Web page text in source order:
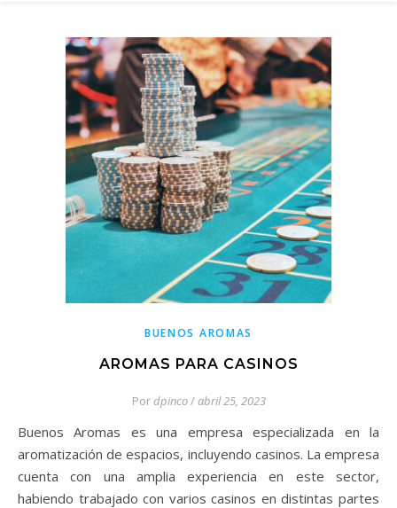
BUENOS AROMAS
AROMAS PARA CASINOS
Pordpinco/abril 25, 2023
Buenos Aromas es una empresa especializada en la
aromatización de espacios, incluyendo casinos. La empresa
cuenta con una amplia experiencia en este sector,
habiendo trabajado con varios casinos en distintas partes